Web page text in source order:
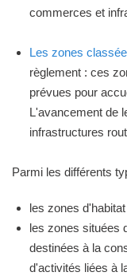
commerces et
Les zones
règlement : ces
prévues pour
L'avancement de
infrastructures
Parmi les différents
les zones
les zones situées
destinées à la
d'activités liées à